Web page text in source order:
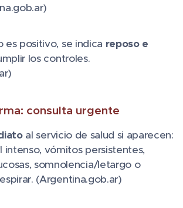
es positivo, se indica reposo e
los controles.
consulta urgente
al servicio de salud si aparecen:
intenso, vómitos persistentes,
somnolencia/letargo o
(Argentina.gob.ar)